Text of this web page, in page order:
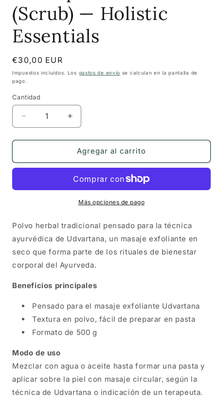
(Scrub) — Holistic
Essentials
Precio
habitual
€30,00 EUR
Impuestos incluidos. Los gastos de envío se calculan en la pantalla de
pago.
Cantidad
Cantidad
Reducir
cantidad
para
para
—
Aumentar
cantidad
para
Polvo
para
(Scrub)
—
Holistic
Agregar al carrito
Más opciones de pago
Polvo herbal tradicional pensado para la técnica
ayurvédica de Udvartana, un masaje exfoliante en
seco que forma parte de los rituales de bienestar
corporal del Ayurveda.
Beneficios principales
Pensado para el masaje exfoliante Udvartana
Textura en polvo, fácil de preparar en pasta
Formato de 500 g
Modo de uso
Mezclar con agua o aceite hasta formar una pasta y
aplicar sobre la piel con masaje circular, según la
técnica de Udvartana o indicación de un terapeuta.